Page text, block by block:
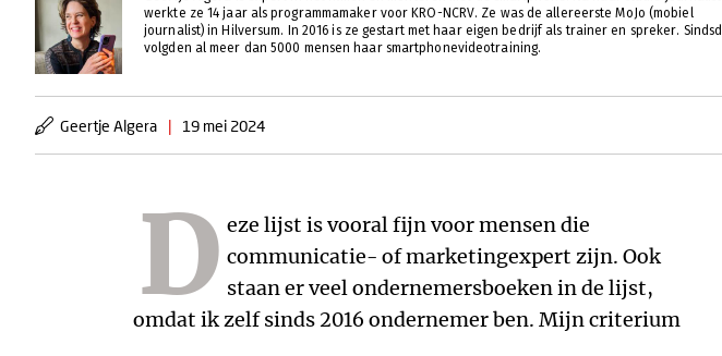
werkte ze 14 jaar als programmamaker voor KRO-NCRV. Ze was de allereerste MoJo (mobiel
journalist) in Hilversum. In 2016 is ze gestart met haar eigen bedrijf als trainer en spreker.
volgden al meer dan 5000 mensen haar smartphonevideotraining.
Geertje Algera | 19 mei 2024
D eze lijst is vooral fijn voor mensen die
communicatie- of marketingexpert zijn. Ook
staan er veel ondernemersboeken in de lijst,
omdat ik zelf sinds 2016 ondernemer ben. Mijn criterium
voor een goed boek is dat je er iets van opsteekt, en dat het
goed leesbaar is. Natuurlijk staat mijn eigen boek
"Professionele video's maken met je smartphone" er ook